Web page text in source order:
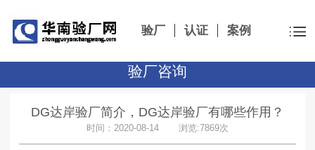
验厂 认证 案例
验厂咨询
DG达岸验厂简介，DG达岸验厂有哪些作用？
时间：2020-08-14 浏览:7869次